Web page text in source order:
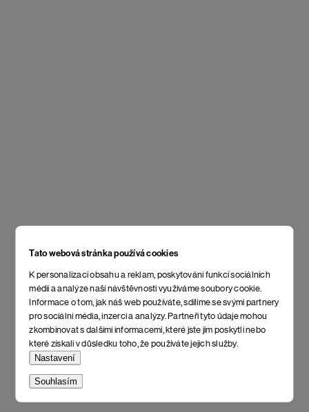
Tato webová stránka používá cookies
K personalizaci obsahu a reklam, poskytování funkcí sociálních
médií a analýze naší návštěvnosti využíváme soubory cookie.
Informace o tom, jak náš web používáte, sdílíme se svými partnery
pro sociální média, inzerci a analýzy. Partneři tyto údaje mohou
zkombinovat s dalšími informacemi, které jste jim poskytli nebo
které získali v důsledku toho, že používáte jejich služby.
Nastavení
Souhlasím